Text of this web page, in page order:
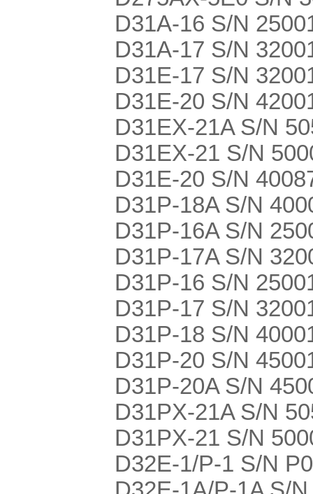
D31A-16 S/N
D31A-17 S/N
D31E-17 S/N
D31E-20 S/N
D31EX-21A S/N
D31EX-21 S/N
D31E-20 S/N
D31P-18A S/N
D31P-16A S/N
D31P-17A S/N
D31P-16 S/N
D31P-17 S/N
D31P-18 S/N
D31P-20 S/N
D31P-20A S/N
D31PX-21A S/N
D31PX-21 S/N
D32E-1/P-1 S/N